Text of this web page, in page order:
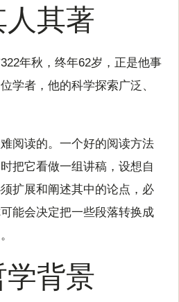
其著
年秋，终年62岁，正是他事
学者，他的科学探索广泛、
阅读的。一个好的阅读方法
把它看做一组讲稿，设想自
扩展和阐述其中的论点，必
能会决定把一些段落转换成
背景